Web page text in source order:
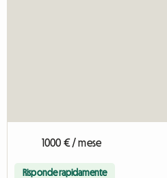
1000 € / mese
Risponde rapidamente